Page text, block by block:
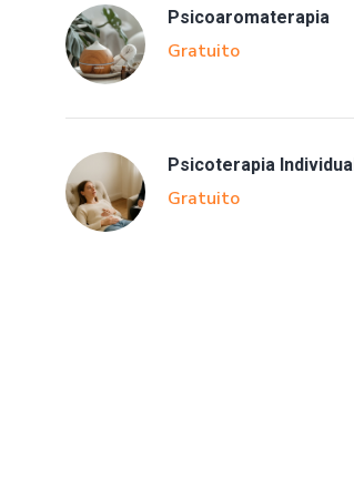
Psicoaromaterapia
Gratuito
Psicoterapia Individual
Gratuito